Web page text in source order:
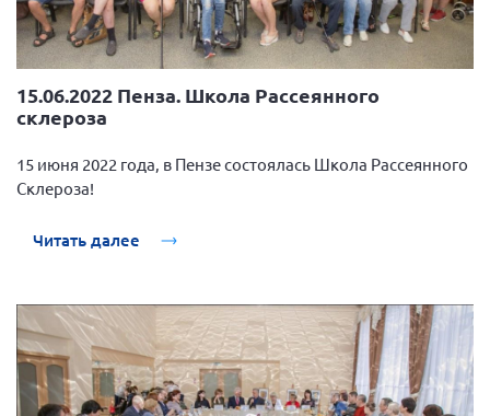
Президент Власов Я.В.
Первый вице-президент Кичигина Н. Ф.
Генеральный директор Матвиевская О.В.
Вице-президент Зрячева Н.В.
Вице-президент Шишлянников Ф.В.
Вице-президент Черненко Д.Е.
Вице-президент Валюх М.В.
Вице-президент Чернова А.В.
Вице-президент Цикорин И.В.
15.06.2022 Пенза. Школа Рассеянного
склероза
15 июня 2022 года, в Пензе состоялась Школа Рассеянного
Склероза!
Читать далее